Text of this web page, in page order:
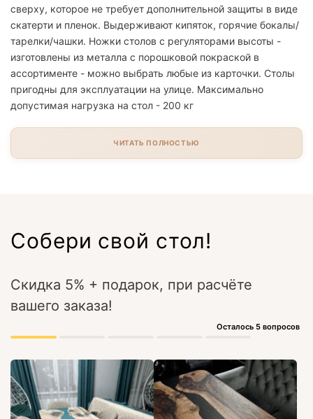
сверху, которое не требует дополнительной защиты в виде
скатерти и пленок. Выдерживают кипяток, горячие бокалы/
тарелки/чашки. Ножки столов с регуляторами высоты -
изготовлены из металла с порошковой покраской в
ассортименте - можно выбрать любые из карточки. Столы
пригодны для эксплуатации на улице. Максимально
допустимая нагрузка на стол - 200 кг
ЧИТАТЬ ПОЛНОСТЬЮ
Собери свой стол!
Скидка 5% + подарок, при расчёте
вашего заказа!
Осталось 5 вопросов